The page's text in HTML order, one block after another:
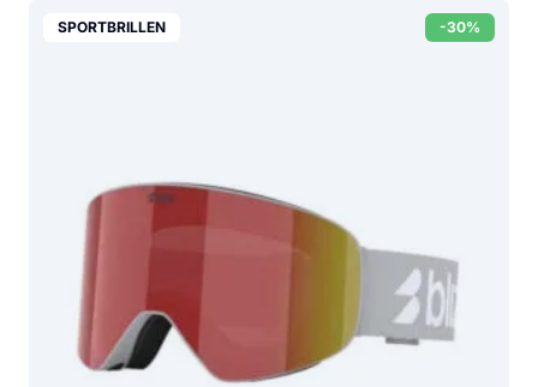
-30%
SPORTBRILLEN